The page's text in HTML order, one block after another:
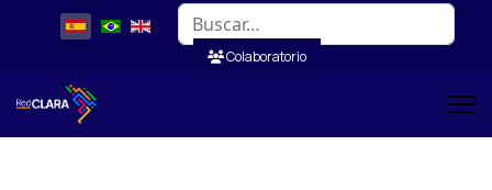
Buscar
Colaboratorio